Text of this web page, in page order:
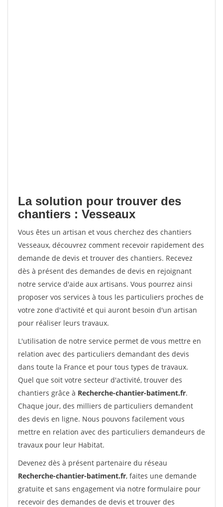
La solution pour trouver des
chantiers : Vesseaux
Vous êtes un artisan et vous cherchez des chantiers
Vesseaux, découvrez comment recevoir rapidement des
demande de devis et trouver des chantiers. Recevez
dès à présent des demandes de devis en rejoignant
notre service d'aide aux artisans. Vous pourrez ainsi
proposer vos services à tous les particuliers proches de
votre zone d'activité et qui auront besoin d'un artisan
pour réaliser leurs travaux.
L'utilisation de notre service permet de vous mettre en
relation avec des particuliers demandant des devis
dans toute la France et pour tous types de travaux.
Quel que soit votre secteur d'activité, trouver des
chantiers grâce à Recherche-chantier-batiment.fr.
Chaque jour, des milliers de particuliers demandent
des devis en ligne. Nous pouvons facilement vous
mettre en relation avec des particuliers demandeurs de
travaux pour leur Habitat.
Devenez dès à présent partenaire du réseau
Recherche-chantier-batiment.fr, faites une demande
gratuite et sans engagement via notre formulaire pour
recevoir des demandes de devis et trouver des